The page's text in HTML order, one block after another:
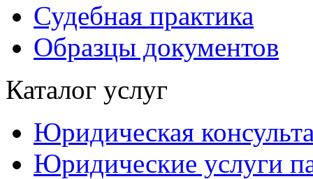
Судебная практика
Образцы документов
Каталог услуг
Юридическая
Юридические услуги